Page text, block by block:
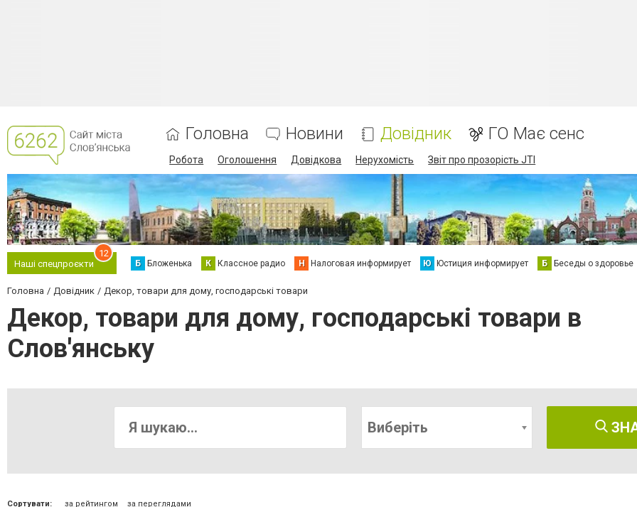
Головна Новини Довідник ГО Має сенс
Робота Оголошення Довідкова Нерухомість Звіт про прозорість JTI
Наші спецпроєкти
12
Б Бложенька К Классное радио Н Налоговая информирует Ю Юстиция информирует Б Беседы о здоровье
Головна Довідник Декор, товари для дому, господарські товари
Декор, товари для дому, господарські товари в
Слов'янську
Виберіть
Сортувати: за рейтингом за переглядами